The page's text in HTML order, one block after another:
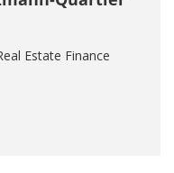
Estate Finance